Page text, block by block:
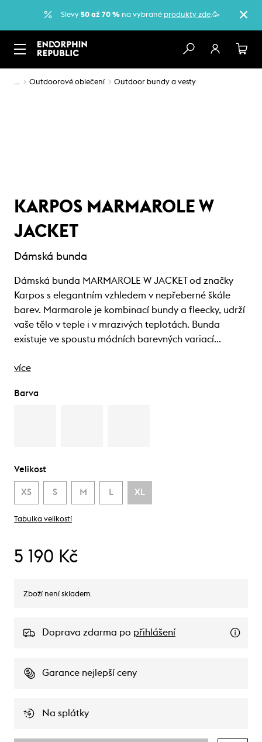
Slevy 50 až 70 % na vybrané produkty zde.🥳
… Outdoorové oblečení Outdoor bundy a vesty
KARPOS MARMAROLE W
JACKET
Dámská bunda
Dámská bunda MARMAROLE W JACKET od značky
Karpos s elegantním vzhledem v nepřeberné škále
barev. Marmarole je kombinací bundy a fleecky, udrží
vaše tělo v teple i v mrazivých teplotách. Bunda
existuje ve spoustu módních barevných variací…
více
Barva
Velikost
XS S M L XL
Tabulka velikostí
5 190 Kč
Zboží není skladem.
Doprava zdarma po přihlášení
Garance nejlepší ceny
Na splátky